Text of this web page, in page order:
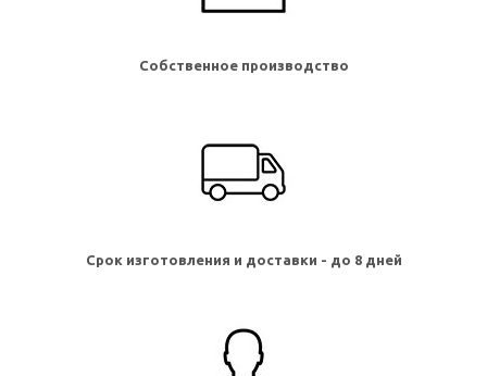
Собственное производство
Срок изготовления и доставки - до 8 дней